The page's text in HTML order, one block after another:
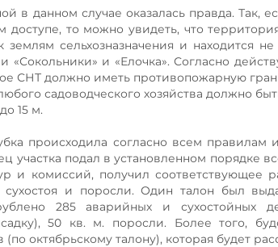
в данном случае оказалась правда. Так,
доступе, то можно увидеть, что
землям сельхозназначения и находится
«Сокольники» и «Елочка». Согласно
СНТ должно иметь противопожарную
садоводческого хозяйства должно
15 м.
происходила согласно всем
участка подал в установленном порядке
и комиссий, получил соответствующее
сухостоя и поросли. Один талон был
285 аварийных и сухостойных
50 кв. м. поросли. Более того,
(по октябрьскому талону), которая будет